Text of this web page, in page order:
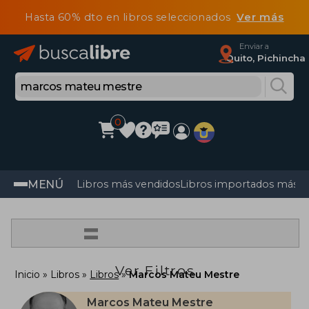
Hasta 60% dto en libros seleccionadosVer más
Enviar a
Quito, Pichincha
0
MENÚ Libros más vendidosLibros importados más
=
Ver Filtros
Inicio Libros Libros Marcos Mateu Mestre
Marcos Mateu Mestre